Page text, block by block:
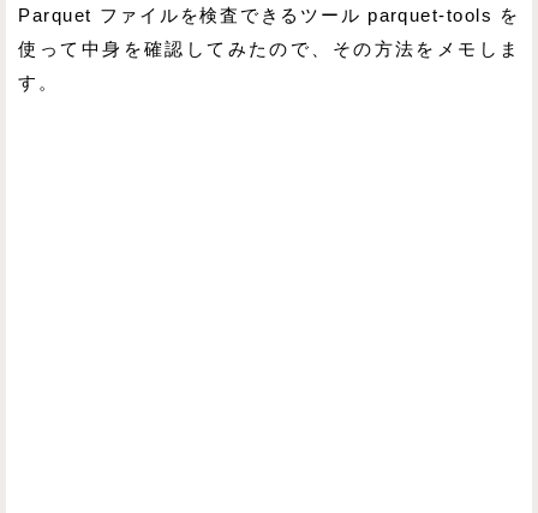
Parquet ファイルを検査できるツール parquet-tools を
使って中身を確認してみたので、その方法をメモしま
す。